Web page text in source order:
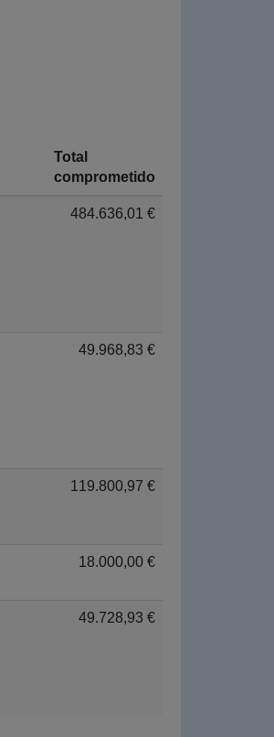
Total
comprometido
484.636,01 €
49.968,83 €
119.800,97 €
18.000,00 €
49.728,93 €